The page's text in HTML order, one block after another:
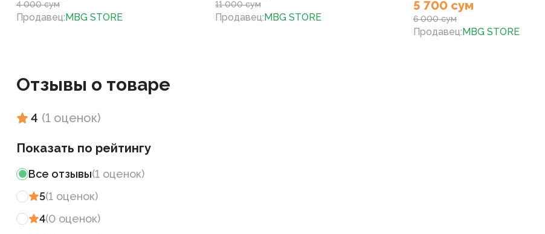
4 000 сум
Продавец:MBG STORE
11 000 сум
Продавец:MBG STORE
5 700 сум
6 000 сум
Продавец:MBG STORE
Отзывы о товаре
4 (1 оценок)
Показать по рейтингу
Все отзывы(1 оценок)
5(1 оценок)
4(0 оценок)